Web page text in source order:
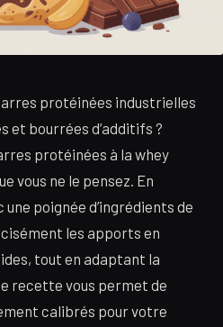
protéinées industrielles
et bourrées d’additifs ?
protéinées à la whey
vous ne le pensez. En
poignée d’ingrédients de
les apports en
tout en adaptant la
recette vous permet de
calibrés pour votre